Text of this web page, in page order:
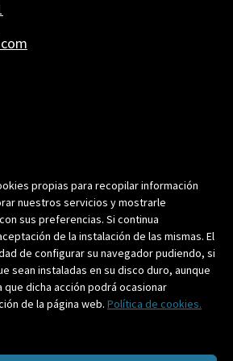
propias para recopilar información
nuestros servicios y mostrarle
sus preferencias. Si continua
de la instalación de las mismas. El
de configurar su navegador pudiendo, si
sean instaladas en su disco duro, aunque
dicha acción podrá ocasionar
de la página web. Política de cookies.
Política de Privacitat.